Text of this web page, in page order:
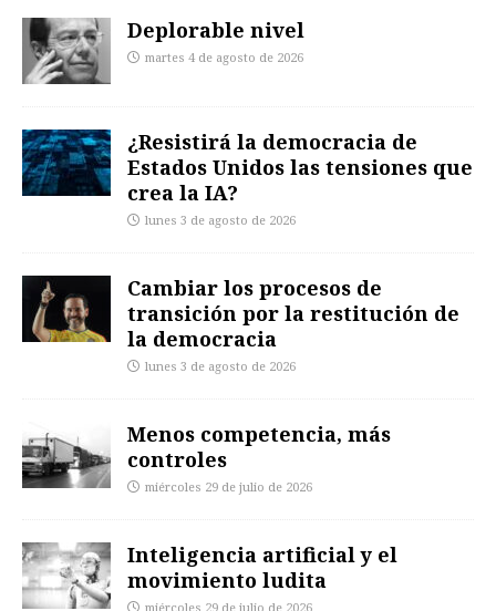
Deplorable nivel
martes 4 de agosto de 2026
¿Resistirá la democracia de
Estados Unidos las tensiones que
crea la IA?
lunes 3 de agosto de 2026
Cambiar los procesos de
transición por la restitución de
la democracia
lunes 3 de agosto de 2026
Menos competencia, más
controles
miércoles 29 de julio de 2026
Inteligencia artificial y el
movimiento ludita